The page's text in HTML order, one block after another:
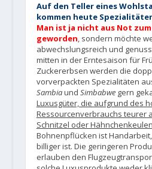
Auf den Teller eines
kommen heute
Man ist ja nicht aus Not
geworden, sondern möchte
abwechslungsreich und
mitten in der Erntesaison für
Zuckererbsen werden die
vorverpackten Spezialitäten
Sambiaund Simbabwegern
Luxusgüter, die aufgrund des
Ressourcenverbrauchs teurer
Schnitzel oder
Bohnenpflücken ist
billiger ist. Die geringeren
erlauben den